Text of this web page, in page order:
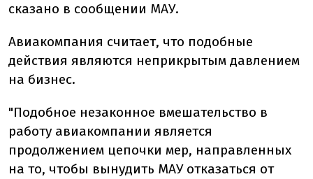
сказано в сообщении МАУ.
Авиакомпания считает, что подобные
действия являются неприкрытым давлением
на бизнес.
"Подобное незаконное вмешательство в
работу авиакомпании является
продолжением цепочки мер, направленных
на то, чтобы вынудить МАУ отказаться от